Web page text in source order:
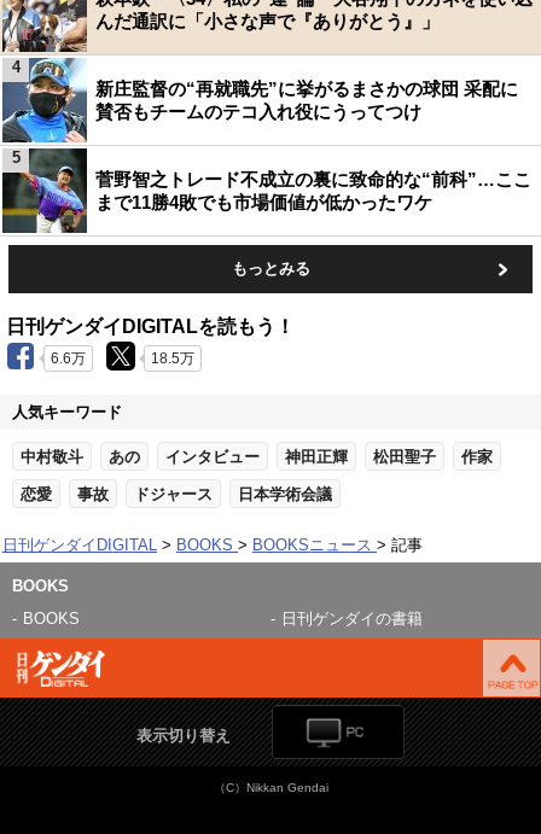
んだ通訳に「小さな声で『ありがとう』」
新庄監督の“再就職先”に挙がるまさかの球団 采配に
賛否もチームのテコ入れ役にうってつけ
4
菅野智之トレード不成立の裏に致命的な“前科”…ここ
まで11勝4敗でも市場価値が低かったワケ
5
もっとみる
日刊ゲンダイDIGITALを読もう！
6.6万 18.5万
人気キーワード
中村敬斗 あの インタビュー 神田正輝 松田聖子 作家
恋愛 事故 ドジャース 日本学術会議
日刊ゲンダイDIGITAL BOOKS BOOKSニュース 記事
BOOKS
BOOKS
日刊ゲンダイの書籍
表示切り替え
（C）Nikkan Gendai